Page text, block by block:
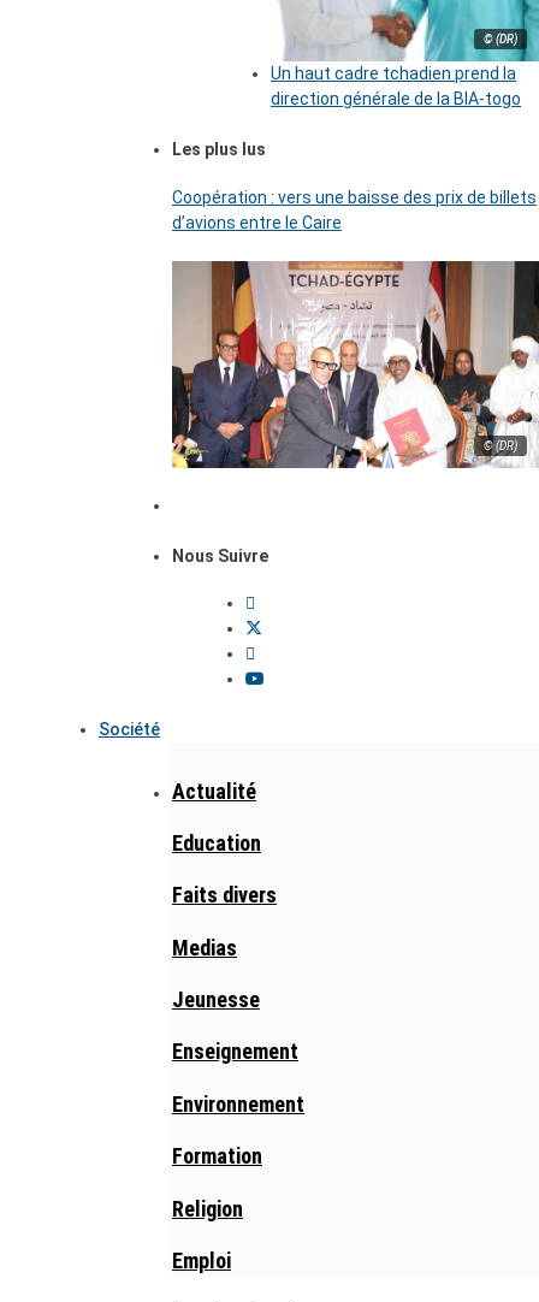
© (DR)
Un haut cadre tchadien prend la
direction générale de la BIA-togo
Les plus lus
Coopération : vers une baisse des prix de billets
d’avions entre le Caire
© (DR)
Nous Suivre
Société
Actualité
Education
Faits divers
Medias
Jeunesse
Enseignement
Environnement
Formation
Religion
Emploi